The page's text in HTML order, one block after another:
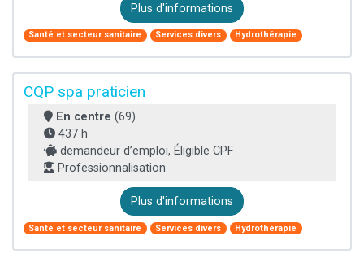
Plus d'informations
Santé et secteur sanitaire Services divers Hydrothérapie
CQP spa praticien
En centre (69)
437 h
demandeur d’emploi, Éligible CPF
Professionnalisation
Plus d'informations
Santé et secteur sanitaire Services divers Hydrothérapie